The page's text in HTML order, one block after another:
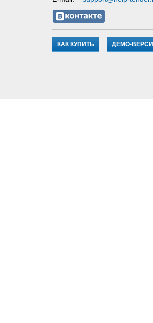
КАК КУПИТЬ ДЕМО-